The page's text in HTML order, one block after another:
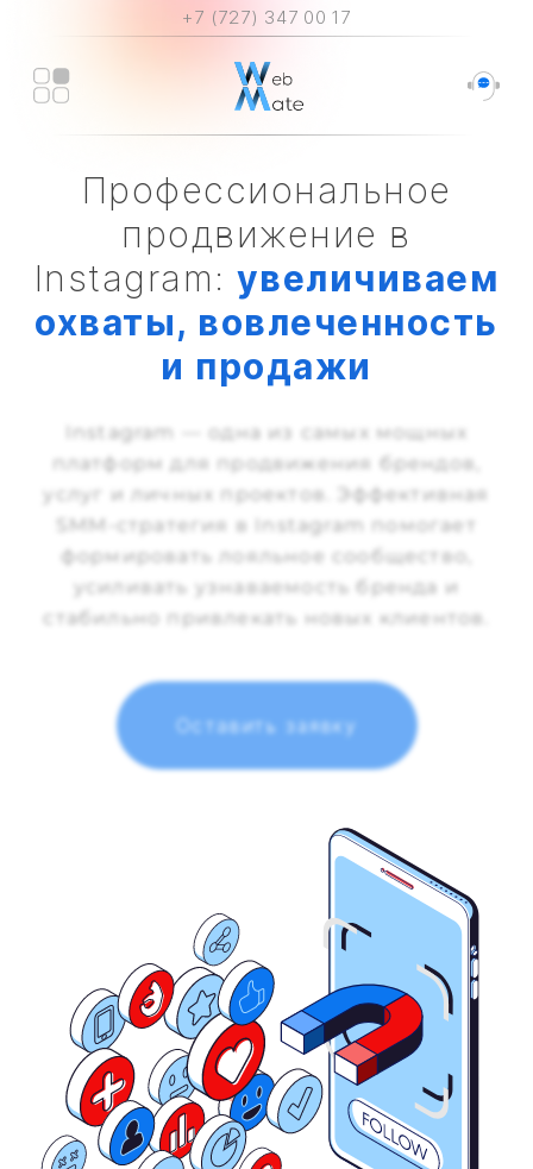
+7 (727) 347 00 17
Профессиональное
продвижение в
Instagram: увеличиваем
охваты, вовлеченность
и продажи
Instagram — одна из самых мощных
платформ для продвижения брендов,
услуг и личных проектов. Эффективная
SMM-стратегия в Instagram помогает
формировать лояльное сообщество,
усиливать узнаваемость бренда и
стабильно привлекать новых клиентов.
Оставить заявку